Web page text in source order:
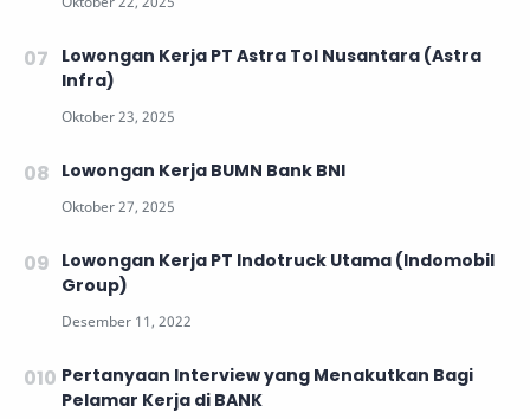
Lowongan Kerja PT Astra Tol Nusantara (Astra
Infra)
Lowongan Kerja BUMN Bank BNI
Lowongan Kerja PT Indotruck Utama (Indomobil
Group)
Pertanyaan Interview yang Menakutkan Bagi
Pelamar Kerja di BANK